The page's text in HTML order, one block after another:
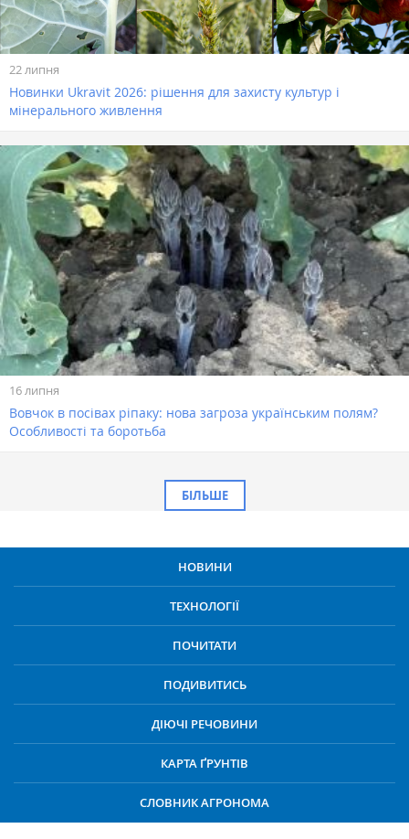
22 липня
Новинки Ukravit 2026: рішення для захисту культур і
мінерального живлення
16 липня
Вовчок в посівах ріпаку: нова загроза українським полям?
Особливості та боротьба
БІЛЬШЕ
НОВИНИ
ТЕХНОЛОГІЇ
ПОЧИТАТИ
ПОДИВИТИСЬ
ДІЮЧІ РЕЧОВИНИ
КАРТА ҐРУНТІВ
СЛОВНИК АГРОНОМА